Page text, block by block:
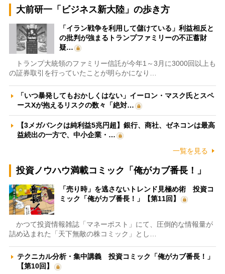
大前研一「ビジネス新大陸」の歩き方
「イラン戦争を利用して儲けている」利益相反と
の批判が強まるトランプファミリーの不正蓄財
疑…
トランプ大統領のファミリー信託が今年1～3月に3000回以上も
の証券取引を行っていたことが明らかになり…
「いつ暴発してもおかしくはない」イーロン・マスク氏とスペ
ースXが抱えるリスクの数々「絶対…
【3メガバンクは純利益5兆円超】銀行、商社、ゼネコンは最高
益続出の一方で、中小企業・…
一覧を見る
投資ノウハウ満載コミック「俺がカブ番長！」
「売り時」を逃さないトレンド見極め術 投資コ
ミック「俺がカブ番長！」【第11回】
かつて投資情報雑誌「マネーポスト」にて、圧倒的な情報量が
詰め込まれた「天下無敵の株コミック」とし…
テクニカル分析・集中講義 投資コミック「俺がカブ番長！」
【第10回】